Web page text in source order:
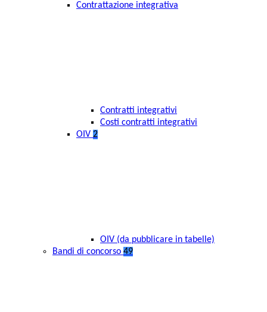
Contrattazione integrativa
Contratti integrativi
Costi contratti integrativi
OIV 2
OIV (da pubblicare in tabelle)
Bandi di concorso 49